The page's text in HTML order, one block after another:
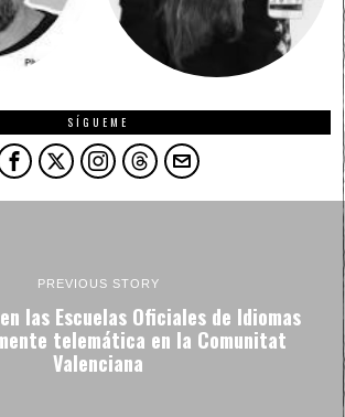
SÍGUEME
PREVIOUS STORY
las Escuelas Oficiales de Idiomas
telemática en la Comunitat
Valenciana